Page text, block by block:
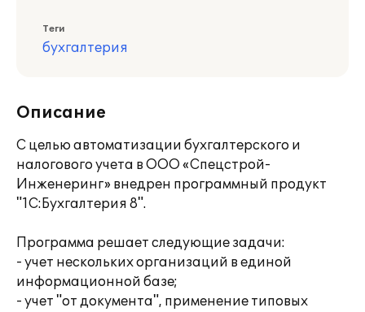
Теги
бухгалтерия
Описание
С целью автоматизации бухгалтерского и
налогового учета в ООО «Спецстрой-
Инженеринг» внедрен программный продукт
"1С:Бухгалтерия 8".
Программа решает следующие задачи:
- учет нескольких организаций в единой
информационной базе;
- учет "от документа", применение типовых